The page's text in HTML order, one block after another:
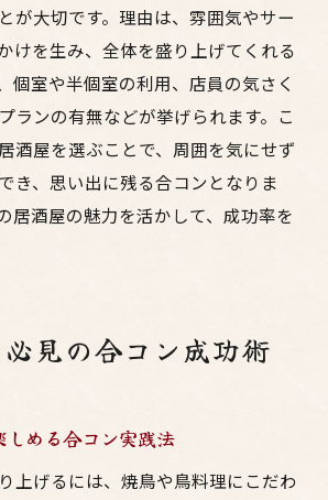
が大切です。理由は、雰囲気やサー
けを生み、全体を盛り上げてくれる
個室や半個室の利用、店員の気さく
ランの有無などが挙げられます。こ
酒屋を選ぶことで、周囲を気にせず
き、思い出に残る合コンとなりま
居酒屋の魅力を活かして、成功率を
見の合コン成功術
める合コン実践法
上げるには、焼鳥や鳥料理にこだわ